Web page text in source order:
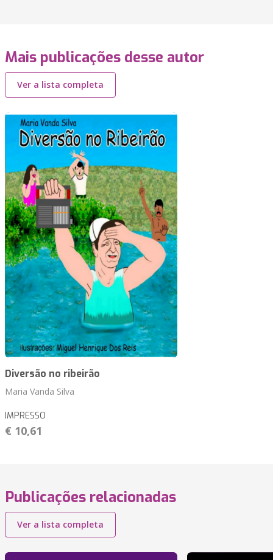
Mais publicações desse autor
Ver a lista completa
Diversão no ribeirão
Maria Vanda Silva
IMPRESSO
€ 10,61
Publicações relacionadas
Ver a lista completa